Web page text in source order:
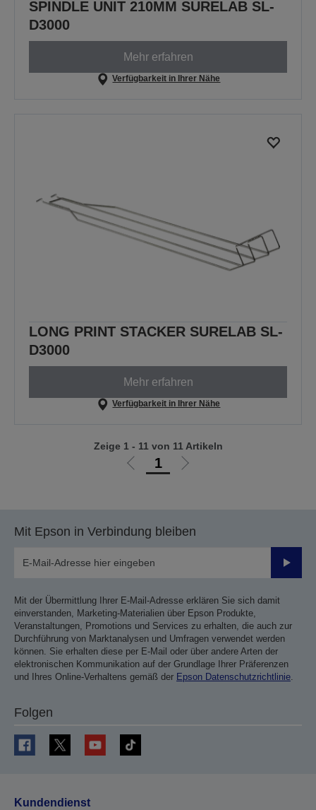
SPINDLE UNIT 210MM SURELAB SL-
D3000
Mehr erfahren
Verfügbarkeit in Ihrer Nähe
LONG PRINT STACKER SURELAB SL-
D3000
Mehr erfahren
Verfügbarkeit in Ihrer Nähe
Zur 1
Zur
Zeige 1 - 11 von 11 Artikeln
Mit Epson in Verbindung bleiben
Mit der Übermittlung Ihrer E-Mail-Adresse erklären Sie sich damit
einverstanden, Marketing-Materialien über Epson Produkte,
Veranstaltungen, Promotions und Services zu erhalten, die auch zur
Durchführung von Marktanalysen und Umfragen verwendet werden
können. Sie erhalten diese per E-Mail oder über andere Arten der
elektronischen Kommunikation auf der Grundlage Ihrer Präferenzen
und Ihres Online-Verhaltens gemäß der Epson Datenschutzrichtlinie.
Folgen
Kundendienst